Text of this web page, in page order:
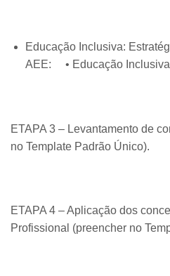
Educação Inclusiva:
AEE: • Educação
ETAPA 3 – Levantamento de
no Template Padrão Único).
ETAPA 4 – Aplicação dos
Profissional (preencher no